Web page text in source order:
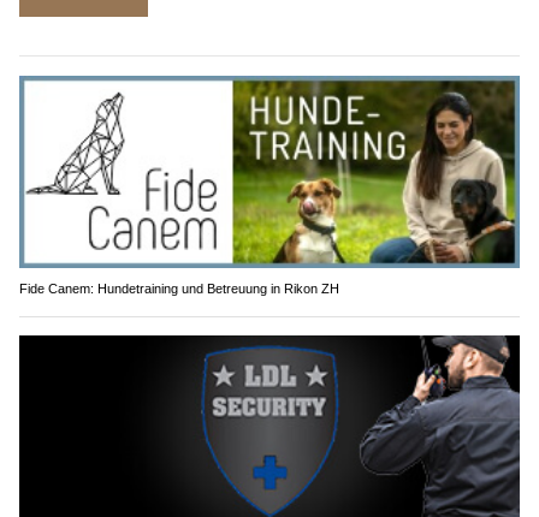
Fide Canem: Hundetraining und Betreuung in Rikon ZH